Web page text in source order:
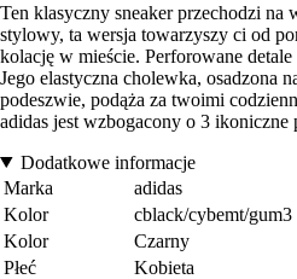
Ten klasyczny sneaker przechodzi na
stylowy, ta wersja towarzyszy ci od
kolację w mieście. Perforowane
Jego elastyczna cholewka, osadzona
podeszwie, podąża za twoimi
adidas jest wzbogacony o 3 ikoniczne
Dodatkowe informacje
Marka
adidas
Kolor
cblack/cybemt/gum3
Kolor
Czarny
Płeć
Kobieta